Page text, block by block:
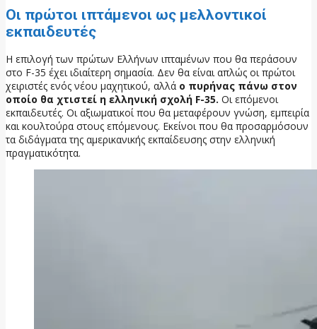
Οι πρώτοι ιπτάμενοι ως μελλοντικοί
εκπαιδευτές
Η επιλογή των πρώτων Ελλήνων ιπταμένων που θα περάσουν
στο F-35 έχει ιδιαίτερη σημασία. Δεν θα είναι απλώς οι πρώτοι
χειριστές ενός νέου μαχητικού, αλλά ο πυρήνας πάνω στον
οποίο θα χτιστεί η ελληνική σχολή F-35. Οι επόμενοι
εκπαιδευτές. Οι αξιωματικοί που θα μεταφέρουν γνώση, εμπειρία
και κουλτούρα στους επόμενους. Εκείνοι που θα προσαρμόσουν
τα διδάγματα της αμερικανικής εκπαίδευσης στην ελληνική
πραγματικότητα.